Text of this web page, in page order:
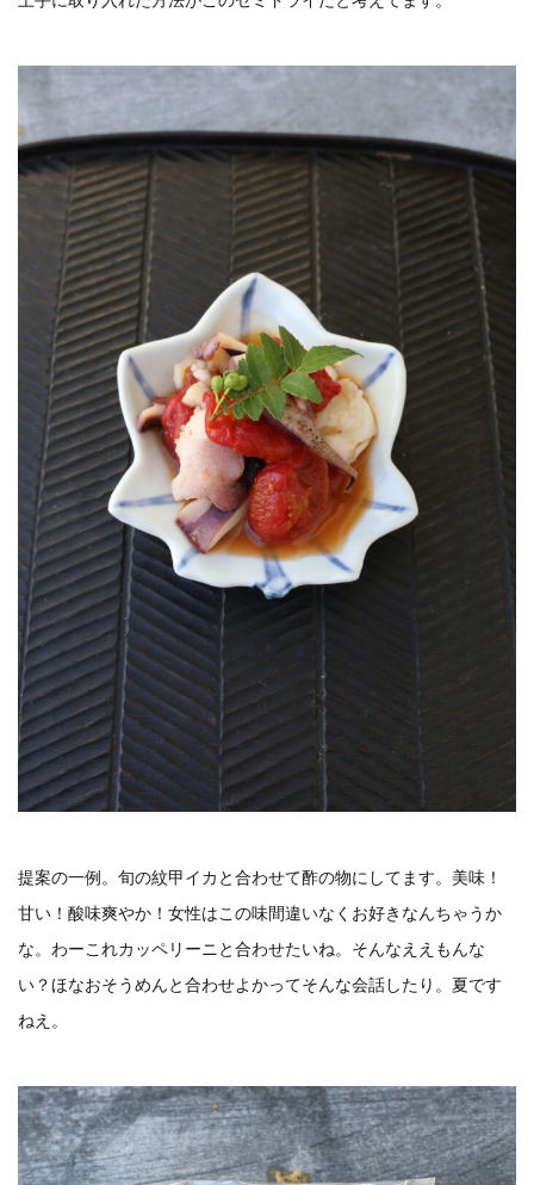
提案の一例。旬の紋甲イカと合わせて酢の物にしてます。美味！
甘い！酸味爽やか！女性はこの味間違いなくお好きなんちゃうか
な。わーこれカッペリーニと合わせたいね。そんなええもんな
い？ほなおそうめんと合わせよかってそんな会話したり。夏です
ねえ。